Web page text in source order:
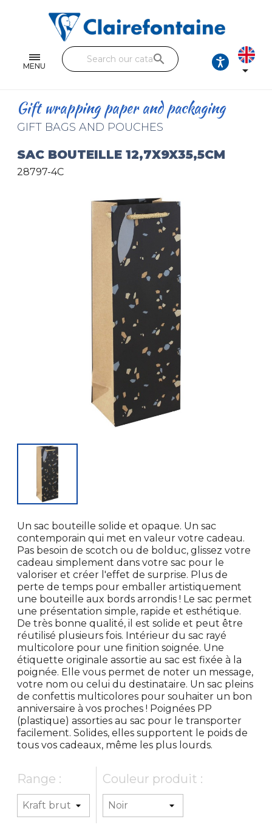
MENU
Single and double sheets
Fine arts
Handicraft
Pencil cases & Leather goods
FIND OUR COLLECTIONS
search

Gift wrapping paper and packaging
GIFT BAGS AND POUCHES
SAC BOUTEILLE 12,7X9X35,5CM
28797-4C
Un sac bouteille solide et opaque. Un sac
contemporain qui met en valeur votre cadeau.
Pas besoin de scotch ou de bolduc, glissez votre
cadeau simplement dans votre sac pour le
valoriser et créer l'effet de surprise. Plus de
perte de temps pour emballer artistiquement
une bouteille aux bords arrondis ! Le sac permet
une présentation simple, rapide et esthétique.
De très bonne qualité, il est solide et peut être
réutilisé plusieurs fois. Intérieur du sac rayé
multicolore pour une finition soignée. Une
étiquette originale assortie au sac est fixée à la
poignée. Elle vous permet de noter un message,
votre nom ou celui du destinataire. Un sac pleins
de confettis multicolores pour souhaiter un bon
anniversaire à vos proches ! Poignées PP
(plastique) assorties au sac pour le transporter
facilement. Solides, elles supportent le poids de
tous vos cadeaux, même les plus lourds.
Range : Couleur produit :